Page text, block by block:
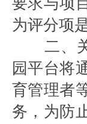
为评分项
二、
园平台将
育管理者
务，为防